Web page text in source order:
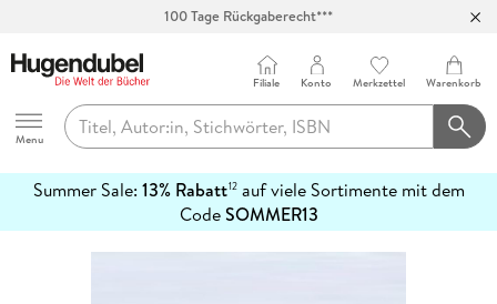
100 Tage Rückgaberecht***
Hugendubel
Menu
Filiale Konto Merkzettel Warenkorb
Summer Sale: 13% Rabatt12auf viele Sortimente mit dem
CodeSOMMER13
erfahren